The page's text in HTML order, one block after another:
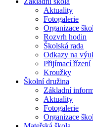
Aktuality
Fotogalerie
Organizace
Rozvrh hodin
Školská rada
Odkazy na
Přijímací řízení
Kroužky
Školní družina
Základní
Aktuality
Fotogalerie
Organizace